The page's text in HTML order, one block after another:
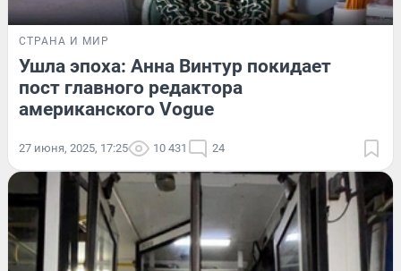
СТРАНА И МИР
Ушла эпоха: Анна Винтур покидает
пост главного редактора
американского Vogue
27 июня, 2025, 17:25 10 431 24